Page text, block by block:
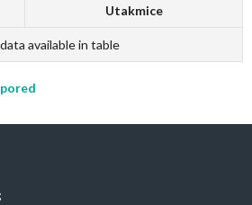
Utakmice
available in table